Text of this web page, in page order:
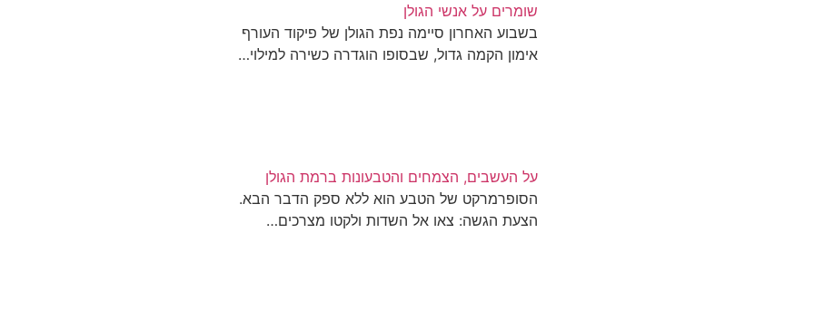
שומרים על אנשי הגולן
בשבוע האחרון סיימה נפת הגולן של פיקוד העורף
אימון הקמה גדול, שבסופו הוגדרה כשירה למילוי…
על העשבים, הצמחים והטבעונות ברמת הגולן
הסופרמרקט של הטבע הוא ללא ספק הדבר הבא.
הצעת הגשה: צאו אל השדות ולקטו מצרכים…